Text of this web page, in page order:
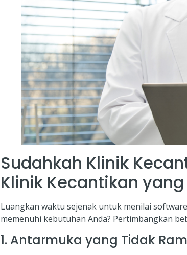
Sudahkah Klinik
Klinik Kecantikan
Luangkan waktu sejenak untuk menilai
memenuhi kebutuhan Anda? Pertimbangkan
1. Antarmuka yang Tidak